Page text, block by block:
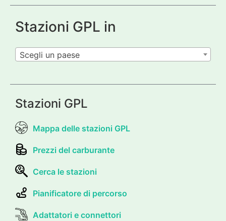
Stazioni GPL in
Scegli un paese
Stazioni GPL
Mappa delle stazioni GPL
Prezzi del carburante
Cerca le stazioni
Pianificatore di percorso
Adattatori e connettori